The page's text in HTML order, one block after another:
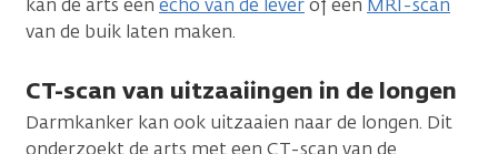
van de buik laten maken.
CT-scan van uitzaaiingen in de longen
Darmkanker kan ook uitzaaien naar de longen. Dit
onderzoekt de arts met een CT-scan van de